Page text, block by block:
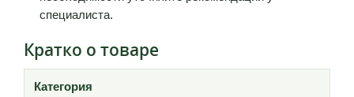
специалиста.
Кратко о товаре
Категория